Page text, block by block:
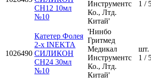
CH12 10мл
№10
Инструментс
Ко., Лтд.
Китай'
1 /
1026490
Катетер Фолея
2-х INEKTA
СИЛИКОН
CH24 30мл
№10
'Нинбо
Гритмед
Медикал
Инструментс
Ко., Лтд.
Китай'
шт.
1 /